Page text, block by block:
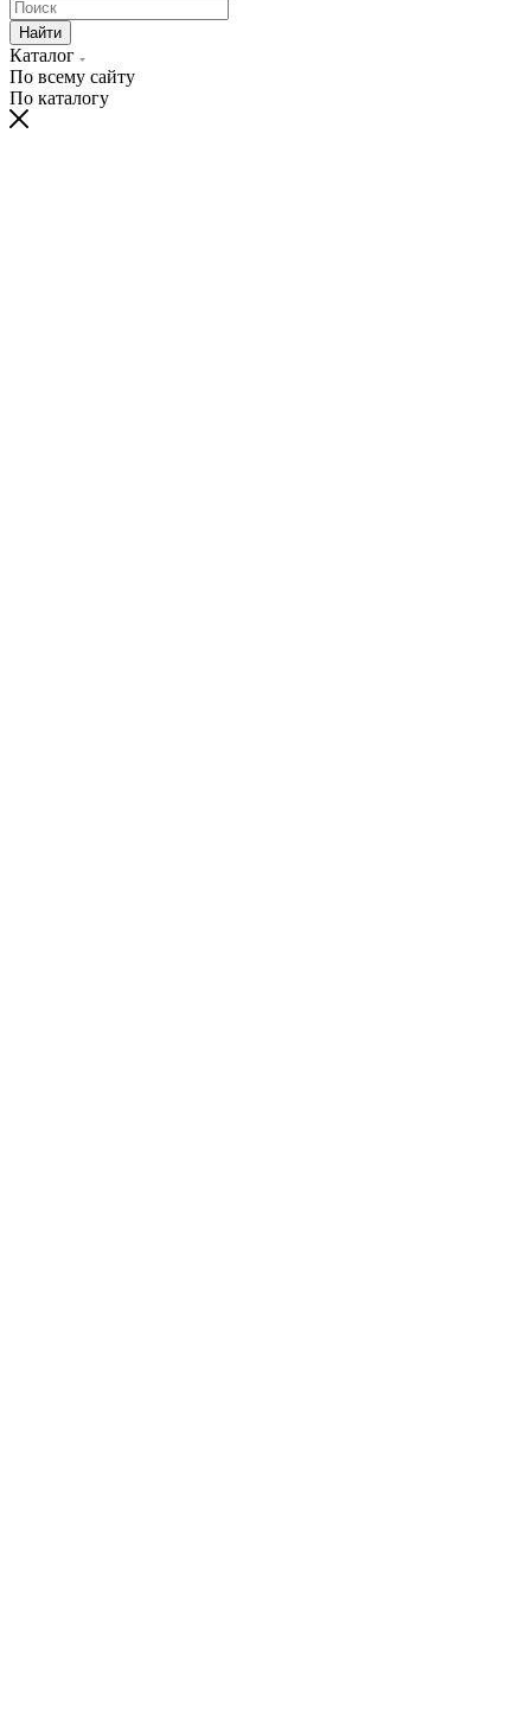
Найти
Каталог
По всему сайту
По каталогу